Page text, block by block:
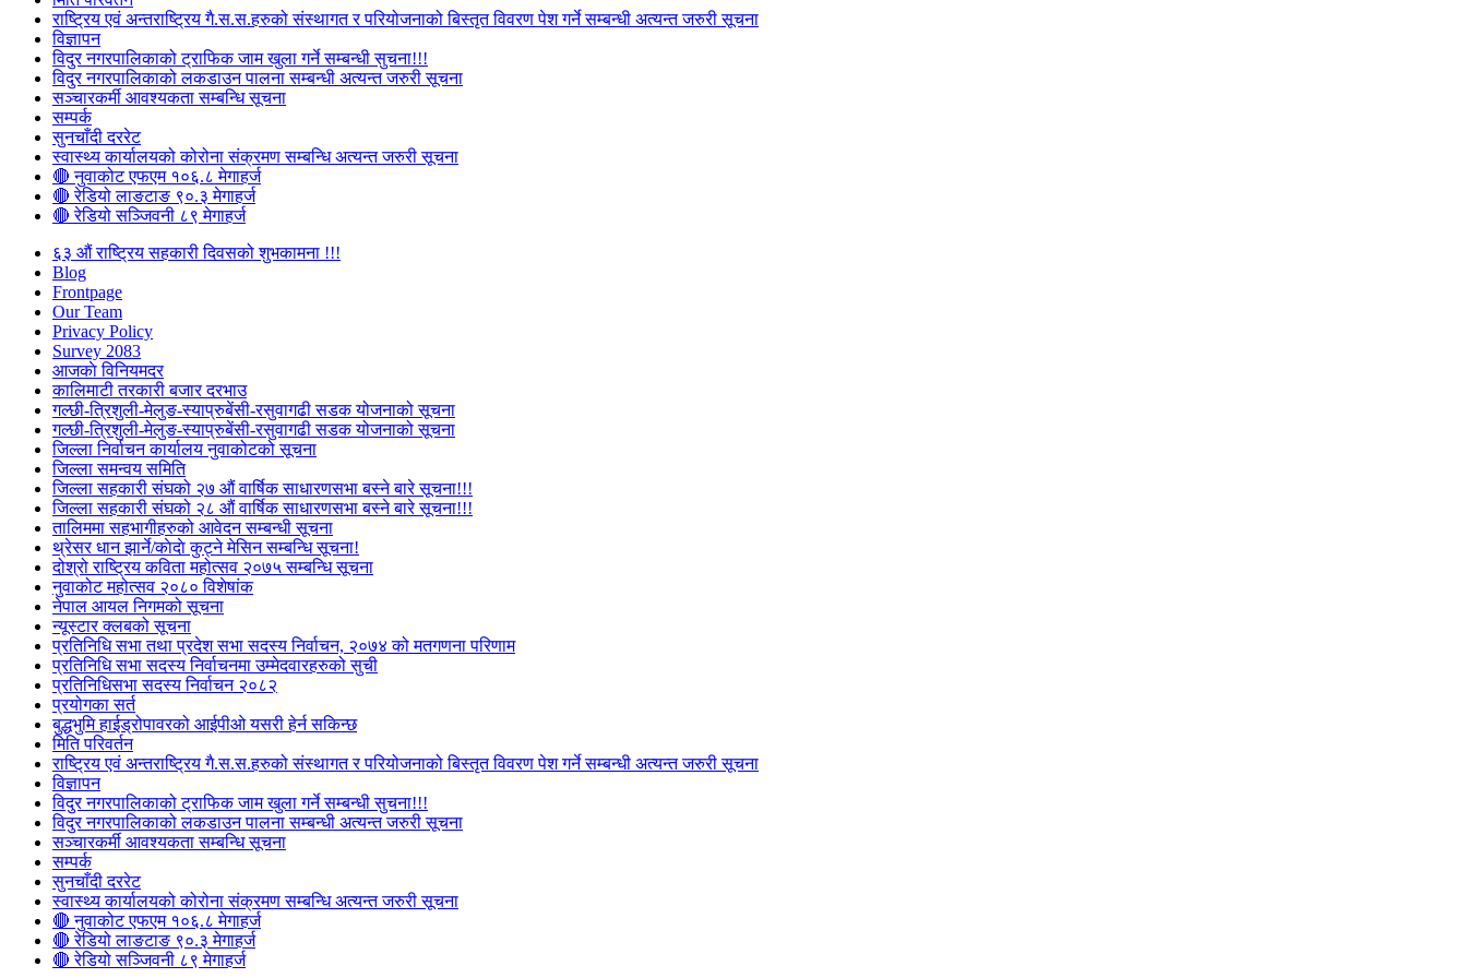
राष्ट्रिय एवं अन्तराष्ट्रिय गै.स.स.हरुको संस्थागत र परियोजनाको बिस्तृत विवरण पेश गर्ने सम्बन्धी अत्यन्त जरुरी सूचना
विज्ञापन
विदुर नगरपालिकाको ट्राफिक जाम खुला गर्ने सम्बन्धी सुचना!!!
विदुर नगरपालिकाको लकडाउन पालना सम्बन्धी अत्यन्त जरुरी सूचना
सञ्चारकर्मी आवश्यकता सम्बन्धि सूचना
सम्पर्क
सुनचाँदी दररेट
स्वास्थ्य कार्यालयको कोरोना संक्रमण सम्बन्धि अत्यन्त जरुरी सूचना
🔴 नुवाकोट एफएम १०६.८ मेगाहर्ज
🔴 रेडियो लाङटाङ ९०.३ मेगाहर्ज
🔴 रेडियो सञ्जिवनी ८९ मेगाहर्ज
६३ औं राष्ट्रिय सहकारी दिवसको शुभकामना !!!
Blog
Frontpage
Our Team
Privacy Policy
Survey 2083
आजकाे विनियमदर
कालिमाटी तरकारी बजार दरभाउ
गल्छी-त्रिशुली-मेलुङ-स्याप्रुबेंसी-रसुवागढी सडक योजनाको सूचना
गल्छी-त्रिशुली-मेलुङ-स्याप्रुबेंसी-रसुवागढी सडक योजनाको सूचना
जिल्ला निर्वाचन कार्यालय नुवाकोटको सूचना
जिल्ला समन्वय समिति
जिल्ला सहकारी संघको २७ औं वार्षिक साधारणसभा बस्ने बारे सूचना!!!
जिल्ला सहकारी संघको २८ औं वार्षिक साधारणसभा बस्ने बारे सूचना!!!
तालिममा सहभागीहरुको आवेदन सम्बन्धी सूचना
थ्रेसर धान झार्ने/काेदाे कुट्ने मेसिन सम्बन्धि सूचना!
दोश्रो राष्ट्रिय कविता महोत्सव २०७५ सम्बन्धि सूचना
नुवाकोट महोत्सव २०८० विशेषांक
नेपाल आयल निगमको सूचना
न्यूस्टार क्लबको सूचना
प्रतिनिधि सभा तथा प्रदेश सभा सदस्य निर्वाचन, २०७४ को मतगणना परिणाम
प्रतिनिधि सभा सदस्य निर्वाचनमा उम्मेदवारहरुको सुची
प्रतिनिधिसभा सदस्य निर्वाचन २०८२
प्रयोगका सर्त
बुद्धभुमि हाईड्रोपावरको आईपीओ यसरी हेर्न सकिन्छ
मिति परिवर्तन
राष्ट्रिय एवं अन्तराष्ट्रिय गै.स.स.हरुको संस्थागत र परियोजनाको बिस्तृत विवरण पेश गर्ने सम्बन्धी अत्यन्त जरुरी सूचना
विज्ञापन
विदुर नगरपालिकाको ट्राफिक जाम खुला गर्ने सम्बन्धी सुचना!!!
विदुर नगरपालिकाको लकडाउन पालना सम्बन्धी अत्यन्त जरुरी सूचना
सञ्चारकर्मी आवश्यकता सम्बन्धि सूचना
सम्पर्क
सुनचाँदी दररेट
स्वास्थ्य कार्यालयको कोरोना संक्रमण सम्बन्धि अत्यन्त जरुरी सूचना
🔴 नुवाकोट एफएम १०६.८ मेगाहर्ज
🔴 रेडियो लाङटाङ ९०.३ मेगाहर्ज
🔴 रेडियो सञ्जिवनी ८९ मेगाहर्ज